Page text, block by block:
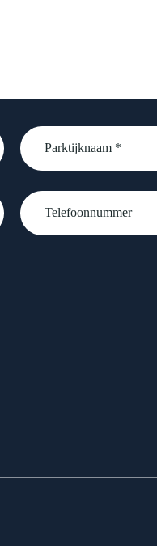
Parktijknaam
*
Telefoonnummer